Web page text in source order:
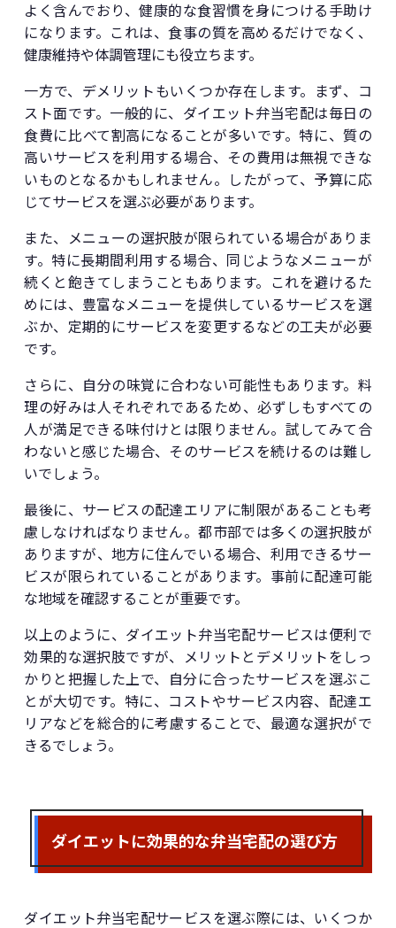
よく含んでおり、健康的な食習慣を身につける手助け
になります。これは、食事の質を高めるだけでなく、
健康維持や体調管理にも役立ちます。
一方で、デメリットもいくつか存在します。まず、コ
スト面です。一般的に、ダイエット弁当宅配は毎日の
食費に比べて割高になることが多いです。特に、質の
高いサービスを利用する場合、その費用は無視できな
いものとなるかもしれません。したがって、予算に応
じてサービスを選ぶ必要があります。
また、メニューの選択肢が限られている場合がありま
す。特に長期間利用する場合、同じようなメニューが
続くと飽きてしまうこともあります。これを避けるた
めには、豊富なメニューを提供しているサービスを選
ぶか、定期的にサービスを変更するなどの工夫が必要
です。
さらに、自分の味覚に合わない可能性もあります。料
理の好みは人それぞれであるため、必ずしもすべての
人が満足できる味付けとは限りません。試してみて合
わないと感じた場合、そのサービスを続けるのは難し
いでしょう。
最後に、サービスの配達エリアに制限があることも考
慮しなければなりません。都市部では多くの選択肢が
ありますが、地方に住んでいる場合、利用できるサー
ビスが限られていることがあります。事前に配達可能
な地域を確認することが重要です。
以上のように、ダイエット弁当宅配サービスは便利で
効果的な選択肢ですが、メリットとデメリットをしっ
かりと把握した上で、自分に合ったサービスを選ぶこ
とが大切です。特に、コストやサービス内容、配達エ
リアなどを総合的に考慮することで、最適な選択がで
きるでしょう。
ダイエットに効果的な弁当宅配の選び方
ダイエット弁当宅配サービスを選ぶ際には、いくつか